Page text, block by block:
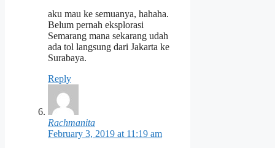
aku mau ke semuanya, hahaha.
Belum pernah eksplorasi
Semarang mana sekarang udah
ada tol langsung dari Jakarta ke
Surabaya.
Reply
Rachmanita
February 3, 2019 at 11:19 am